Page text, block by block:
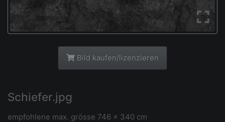
Bild kaufen/lizenzieren
Schiefer.jpg
empfohlene max. grösse 746 x 340 cm